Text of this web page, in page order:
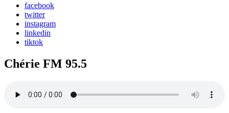
facebook
twitter
instagram
linkedin
tiktok
Chérie FM 95.5